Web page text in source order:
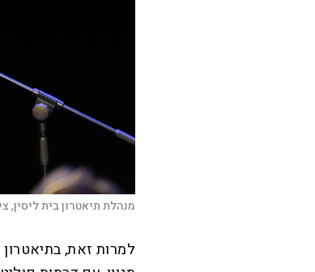
מנהלת תיאטרון בית ליסין,
למרות זאת,